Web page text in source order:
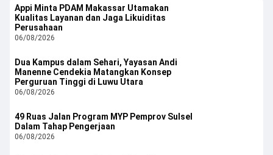
Appi Minta PDAM Makassar Utamakan
Kualitas Layanan dan Jaga Likuiditas
Perusahaan
06/08/2026
Dua Kampus dalam Sehari, Yayasan Andi
Manenne Cendekia Matangkan Konsep
Perguruan Tinggi di Luwu Utara
06/08/2026
49 Ruas Jalan Program MYP Pemprov Sulsel
Dalam Tahap Pengerjaan
06/08/2026